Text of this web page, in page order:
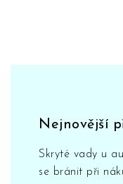
Nejnovější
Skryté vady u
se bránit při